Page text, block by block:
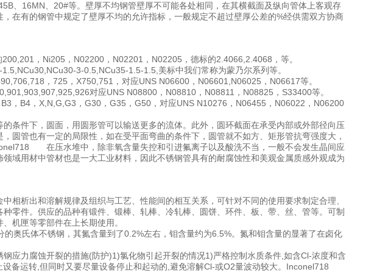
16MN、20#等。壁厚不均钢管壁厚不可能各处相同，在其横截面及纵向管体上客观存
在有的钢管中规定了壁厚不均的允许指标，一般规定不超过壁厚公差的%经供需双方协商
，Ni205，N02200，N02201，N02205，德标的2.4066,2.4068，等。
3-0.5,NCu35-1.5-1.5,美标中我们常称为蒙乃尔系列等。
，725，X750,751，对应UNS N06600，N06601,N06025，N06617等。
对应UNS N08800，N08810，N08811，N08825，S33400等。
，B4，X,N,G,G3，G30，G35，G50，对应UNS N10276，N06455，N06022，N06200
件下，圆面，用圆形管可以输送更多的流体。此外，圆环截面在承受内部或外部径向压
圆管也有一定的局限性，如在受平面弯曲的条件下，圆管就不如方、矩形管抗弯强度大，
在压水堆中，除非氧含量失控和引进氟离子以及酸洗不当，一般不会发生晶间应
域用材中管材也是一大工业材料，因此不锈钢管具有的耐腐蚀性和美观金属质感外观成为
相析出和溶解规律及组织与工艺、性能间的相互关系，可针对不同的使用要求制定合理、
零件。供应的品种有锻件、锻棒、轧棒、冷轧棒、圆饼、环件、板、带、丝、管等。可制
机匣等零部件在上长期使用。
奥氏体不锈钢，其氮含量到了0.2%左右，钼含量约为6.5%。氮和钼含量的显著了在卤化
力腐蚀开裂的措施(防护)1)氯化物引起开裂的情况1)严格控制水质条件,如含Cl-浓度和含
设备运转,但同时又要尽量设备停止和起动的,避免溶解Cl-或O2量波动较大。Inconel718